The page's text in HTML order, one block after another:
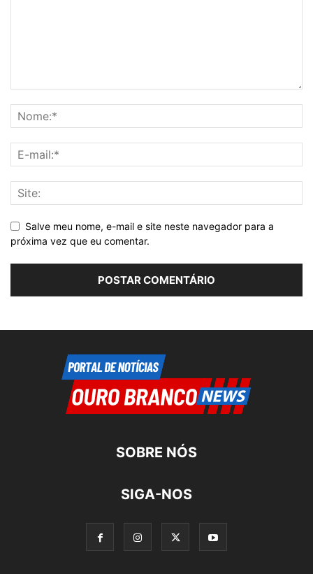
Salve meu nome, e-mail e site neste navegador para a
próxima vez que eu comentar.
SOBRE NÓS
SIGA-NOS